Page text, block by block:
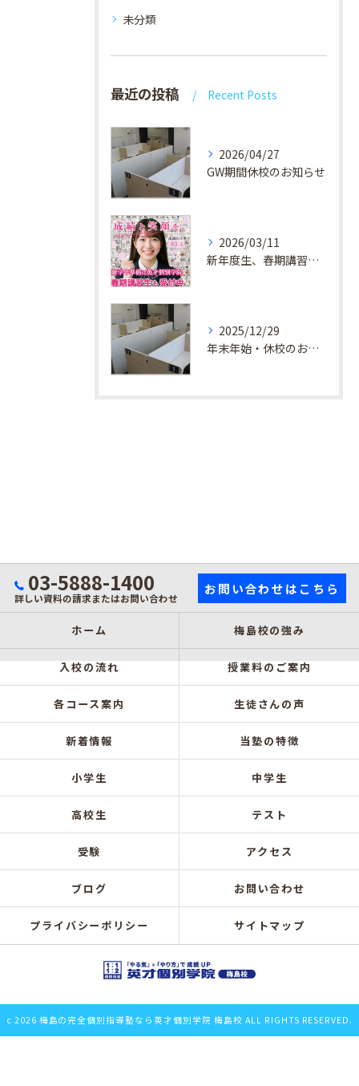
未分類
最近の投稿 Recent Posts
2026/04/27
GW期間休校のお知らせ
2026/03/11
新年度生、春期講習生 受付中！
2025/12/29
年末年始・休校のお知らせ
03-5888-1400
詳しい資料の請求またはお問い合わせ
お問い合わせはこちら
ホーム 梅島校の強み
入校の流れ 授業料のご案内
各コース案内 生徒さんの声
新着情報 当塾の特徴
小学生 中学生
高校生 テスト
受験 アクセス
ブログ お問い合わせ
プライバシーポリシー サイトマップ
c 2026 梅島の完全個別指導塾なら英才個別学院 梅島校 ALL RIGHTS RESERVED.